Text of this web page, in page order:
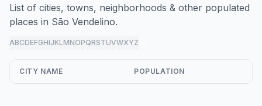
List of cities, towns, neighborhoods & other populated
places in São Vendelino.
ABCDEFGHIJKLMNOPQRSTUVWXYZ
CITY NAME POPULATION